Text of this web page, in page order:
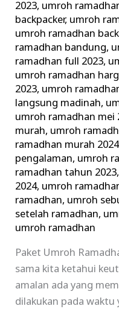
2023, umroh
backpacker, umroh
umroh ramadhan
ramadhan bandung,
ramadhan full 2023,
umroh ramadhan
2023, umroh
langsung madinah,
umroh ramadhan mei
murah, umroh
ramadhan murah 2024
pengalaman, umroh
ramadhan tahun 2023,
2024, umroh
ramadhan, umroh
setelah ramadhan,
umroh ramadhan
Paket Umroh
sama kita ketahui
amalan ada yang
dilakukan pada